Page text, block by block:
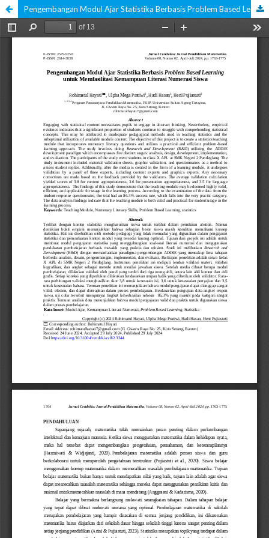
Pengembangan Modul Ajar Statistika Berbasis Problem Based Learning Untuk Memfasilitasi Kemampuan Literasi Numerasi Siswa